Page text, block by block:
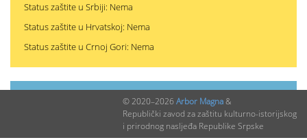
Status zaštite u Srbiji: Nema
Status zaštite u Hrvatskoj: Nema
Status zaštite u Crnoj Gori: Nema
PODACI O NALAZIMA (ukupno 0)
0
© 2020–2026 Arbor Magna&
Republički zavod za zaštitu kulturno-istorijskog
i prirodnog nasljeđa Republike Srpske